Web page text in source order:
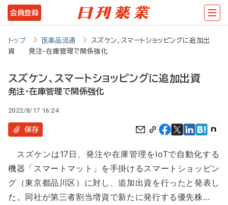
メ
イ
コ
テ
ツ
に
動
会員登録
トップ 医薬品流通
スズケン、スマートショッピングに追加出
資 発注・在庫管理で関係強化
スズケン、スマートショッピングに追加出資
発注・在庫管理で関係強化
2022/8/17 16:24
保存
スズケンは17日、発注や在庫管理をIoTで自動化する
機器「スマートマット」を手掛けるスマートショッピン
グ（東京都品川区）に対し、追加出資を行ったと発表し
た。同社が第三者割当増資で新たに発行する優先株…